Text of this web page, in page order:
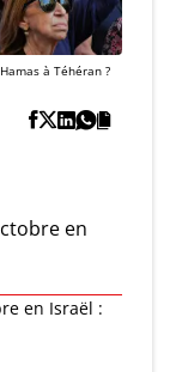
à Téhéran ?
en
en Israël :